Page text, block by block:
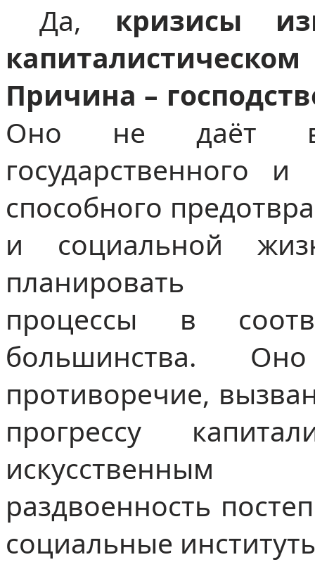
Да, кризисы
Причина –
Оно не даёт
государственного
способного
и социальной
планировать
процессы в
большинства.
противоречие,
прогрессу
раздвоенность
социальные